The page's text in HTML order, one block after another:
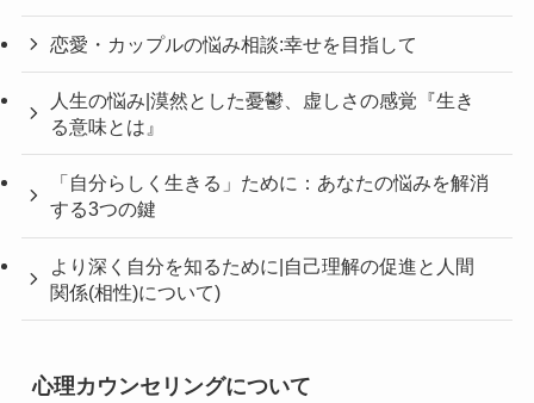
恋愛・カップルの悩み相談:幸せを目指して
人生の悩み|漠然とした憂鬱、虚しさの感覚『生き
る意味とは』
「自分らしく生きる」ために：あなたの悩みを解消
する3つの鍵
より深く自分を知るために|自己理解の促進と人間
関係(相性)について)
心理カウンセリングについて